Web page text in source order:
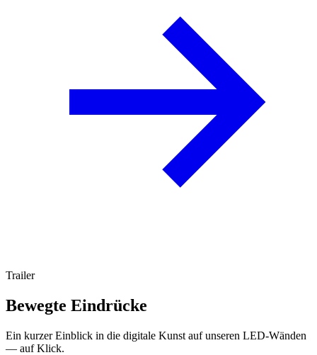
Trailer
Bewegte Eindrücke
Ein kurzer Einblick in die digitale Kunst auf unseren LED-Wänden
— auf Klick.